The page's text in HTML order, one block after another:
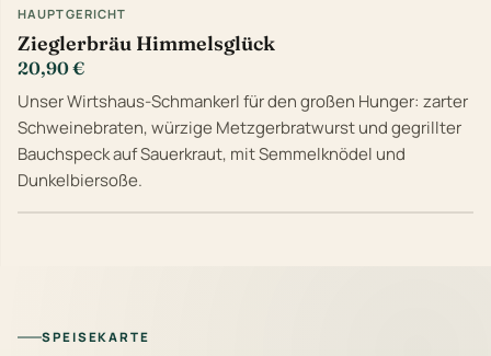
HAUPTGERICHT
Zieglerbräu Himmelsglück
20,90 €
Unser Wirtshaus-Schmankerl für den großen Hunger: zarter
Schweinebraten, würzige Metzgerbratwurst und gegrillter
Bauchspeck auf Sauerkraut, mit Semmelknödel und
Dunkelbiersoße.
SPEISEKARTE